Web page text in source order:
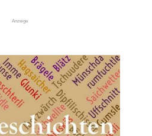
Anzeige